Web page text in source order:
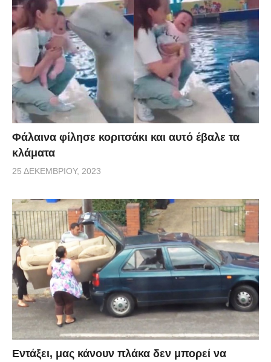
Φάλαινα φίλησε κοριτσάκι και αυτό έβαλε τα
κλάματα
25 ΔΕΚΕΜΒΡΊΟΥ, 2023
Εντάξει, μας κάνουν πλάκα δεν μπορεί να